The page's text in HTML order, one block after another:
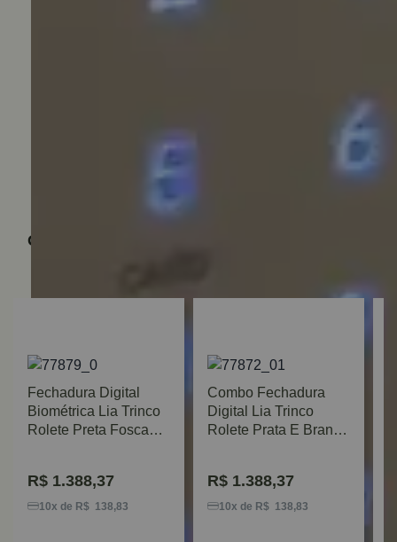
Quem viu, viu também
Fechadura Digital
Biométrica Lia Trinco
Rolete Preta Fosca
R$ 1.388,37
10x de R$ 138,83
Combo Fechadura
Digital Lia Trinco
Rolete Prata E Branca
R$ 1.388,37
10x de R$ 138,83